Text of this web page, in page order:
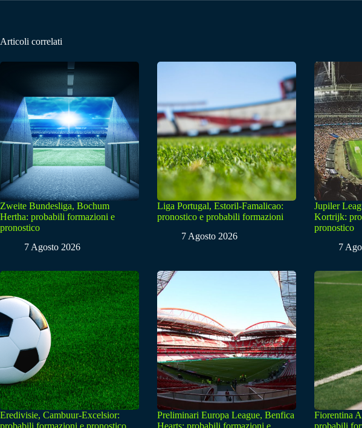
Articoli correlati
Zweite Bundesliga, Bochum
Hertha: probabili formazioni e
pronostico
7 Agosto 2026
Liga Portugal, Estoril-Famalicao:
pronostico e probabili formazioni
7 Agosto 2026
Jupiler
Kortrijk:
pronostico
7
Eredivisie, Cambuur-Excelsior:
Preliminari Europa League, Benfica
Fiorentina